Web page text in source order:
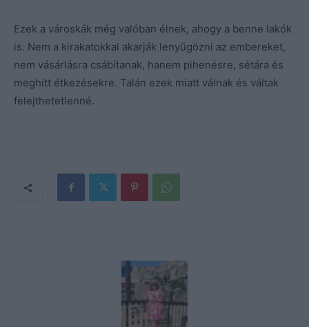
Ezek a városkák még valóban élnek, ahogy a benne lakók
is. Nem a kirakatokkal akarják lenyűgözni az embereket,
nem vásárlásra csábítanak, hanem pihenésre, sétára és
meghitt étkezésekre. Talán ezek miatt válnak és váltak
felejthetetlenné.